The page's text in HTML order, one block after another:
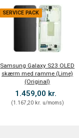
SERVICE PACK
Samsung Galaxy S23 OLED
skærm med ramme (Lime)
(Original)
1.459,00 kr.
(1.167,20 kr. u/moms)